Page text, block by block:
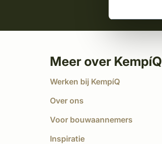
Meer over KempíQ
Werken bij KempíQ
Over ons
Voor bouwaannemers
Inspiratie